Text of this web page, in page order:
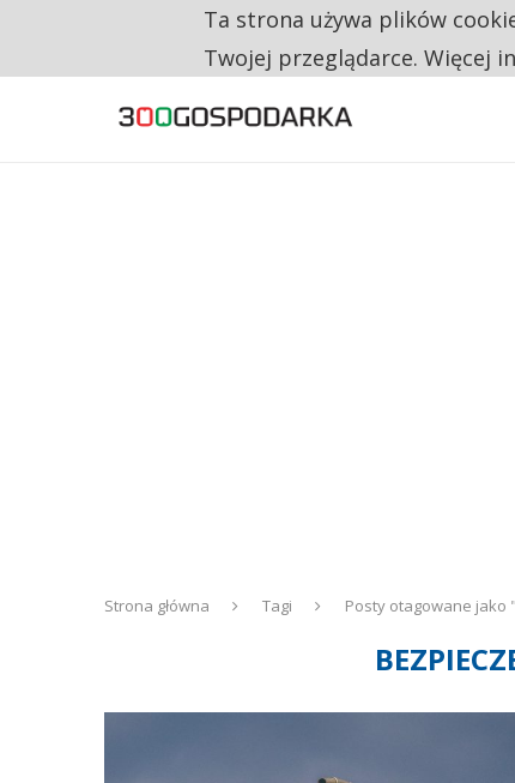
TRZECH NA CZTERECH PONOWNIE
Strona główna Tagi Posty otagowane
Ta strona używa plików
Twojej przeglądarce. Więcej